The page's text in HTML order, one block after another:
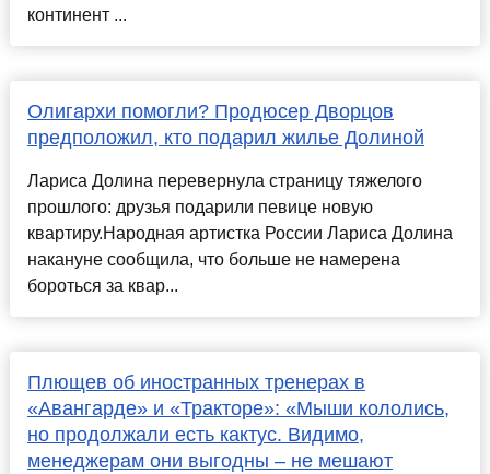
континент ...
Олигархи помогли? Продюсер Дворцов
предположил, кто подарил жилье Долиной
Лариса Долина перевернула страницу тяжелого
прошлого: друзья подарили певице новую
квартиру.Народная артистка России Лариса Долина
накануне сообщила, что больше не намерена
бороться за квар...
Плющев об иностранных тренерах в
«Авангарде» и «Тракторе»: «Мыши кололись,
но продолжали есть кактус. Видимо,
менеджерам они выгодны – не мешают